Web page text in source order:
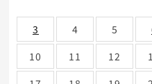
3
4 5
10
11 12